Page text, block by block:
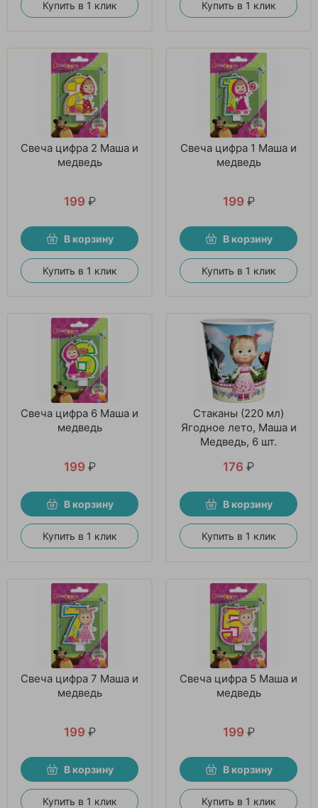
Купить в 1 клик Купить в 1 клик
Свеча цифра 2 Маша и
медведь
199 ₽
В корзину
Купить в 1 клик
Свеча цифра 1 Маша и
медведь
199 ₽
В корзину
Купить в 1 клик
Свеча цифра 6 Маша и
медведь
199 ₽
В корзину
Купить в 1 клик
Стаканы (220 мл)
Ягодное лето, Маша и
Медведь, 6 шт.
176 ₽
В корзину
Купить в 1 клик
Свеча цифра 7 Маша и
медведь
199 ₽
В корзину
Купить в 1 клик
Свеча цифра 5 Маша и
медведь
199 ₽
В корзину
Купить в 1 клик